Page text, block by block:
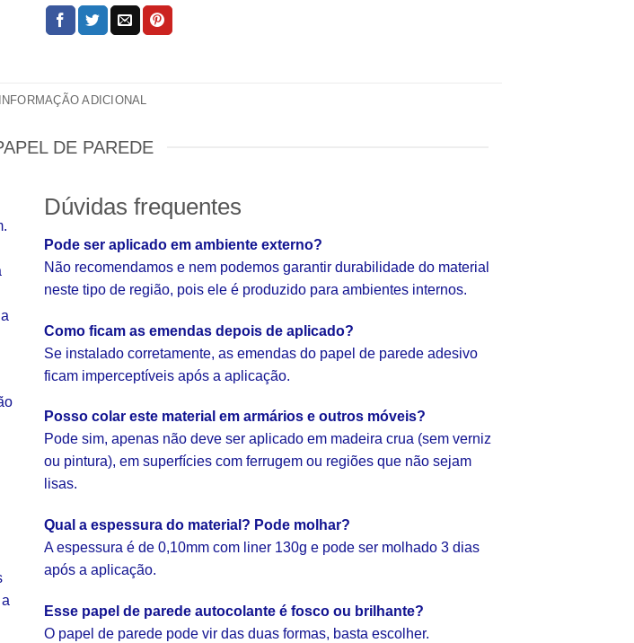
INFORMAÇÃO ADICIONAL
DE PAREDE
Dúvidas frequentes
Pode ser aplicado em ambiente externo?
Não recomendamos e nem podemos garantir durabilidade do material
neste tipo de região, pois ele é produzido para ambientes internos.
Como ficam as emendas depois de aplicado?
Se instalado corretamente, as emendas do papel de parede adesivo
ficam imperceptíveis após a aplicação.
Posso colar este material em armários e outros móveis?
Pode sim, apenas não deve ser aplicado em madeira crua (sem verniz
ou pintura), em superfícies com ferrugem ou regiões que não sejam
lisas.
Qual a espessura do material? Pode molhar?
A espessura é de 0,10mm com liner 130g e pode ser molhado 3 dias
após a aplicação.
Esse papel de parede autocolante é fosco ou brilhante?
O papel de parede pode vir das duas formas, basta escolher.